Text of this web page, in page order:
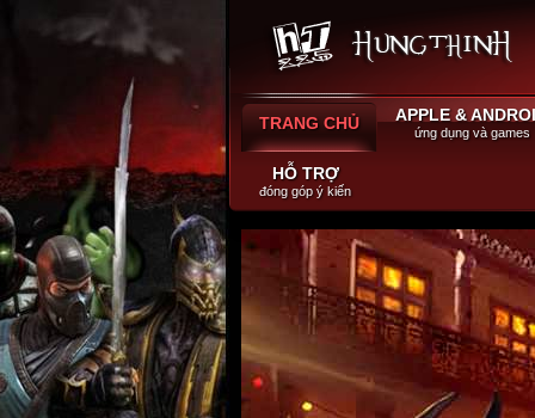
TRANG CHỦ APPLE &
ứng dụng và games
HỖ TRỢ
đóng góp ý kiến